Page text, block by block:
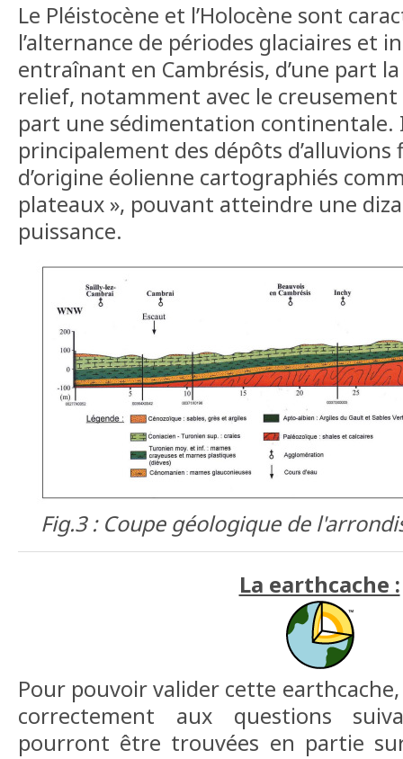
Le Pléistocène et l’Holocène sont
l’alternance de périodes glaciaires et
entraînant en Cambrésis, d’une part
relief, notamment avec le creusement
part une sédimentation continentale.
principalement des dépôts
d’origine éolienne cartographiés
plateaux », pouvant atteindre une
puissance.
Fig.3 : Coupe géologique de
La earthcache :
Pour pouvoir valider cette
correctement aux questions
pourront être trouvées en partie